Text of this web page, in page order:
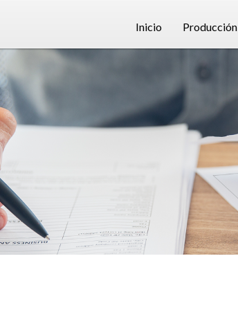
Inicio Producción